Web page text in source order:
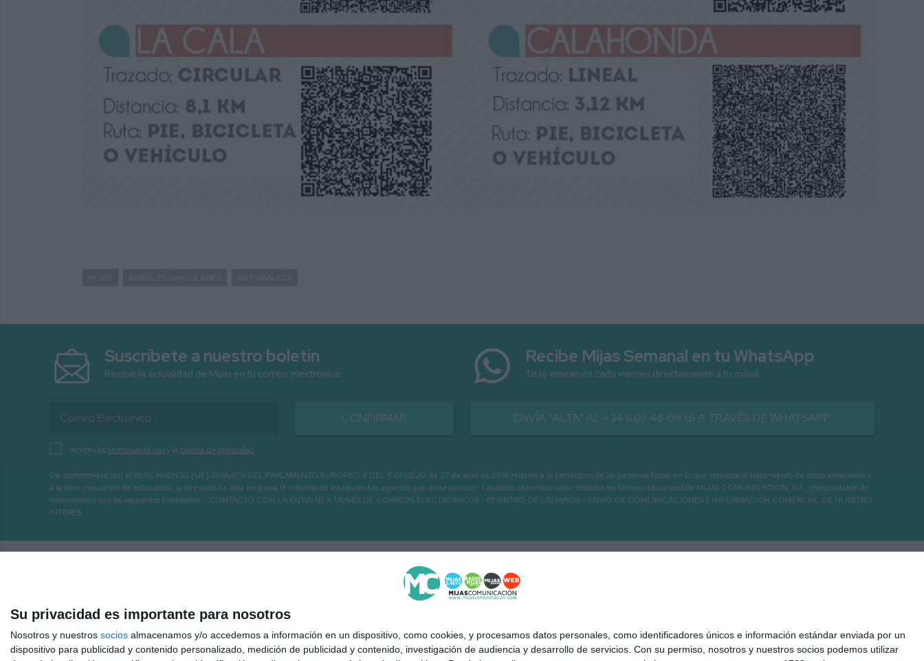
Su privacidad es importante para nosotros
Nosotros y nuestros socios almacenamos y/o accedemos a información en un dispositivo, como cookies, y procesamos datos personales, como identificadores únicos e información estándar enviada por un
dispositivo para publicidad y contenido personalizado, medición de publicidad y contenido, investigación de audiencia y desarrollo de servicios. Con su permiso, nosotros y nuestros socios podemos utilizar
Suscríbete a nuestro boletín
Recibe la actualidad de Mijas en tu correo electrónico
CONFIRMAR
Acepto lostérminos de usoy la política de privacidad
Recibe Mijas Semanal en tu WhatsApp
Te lo enviamos cada viernes directamente a tu móvil
ENVÍA "ALTA" AL +34 607 48 09 16 A TRAVÉS DE WHATSAPP
De conformidad con el REGLAMENTO (UE) 2016/679 DEL PARLAMENTO EUROPEO Y DEL CONSEJO de 27 de abril de 2016 relativo a la protección de las personas físicas en lo que respecta al tratamiento de datos personales y
a la libre circulación de estos datos, la dirección de esta empresa le informa de los siguientes aspectos que debe conocer: Los datos obtenidos serán tratados en ficheros titularidad de MIJAS COMUNICACIÓN, S.A., (Responsable de
tratamiento) con las siguientes finalidades: - CONTACTO CON LA ENTIDAD A TRAVÉS DE CORREOS ELECTRÓNICOS - REGISTRO DE USUARIOS - ENVIO DE COMUNICACIONES E INFORMACIÓN COMERCIAL DE NUESTRO
INTERÉS.